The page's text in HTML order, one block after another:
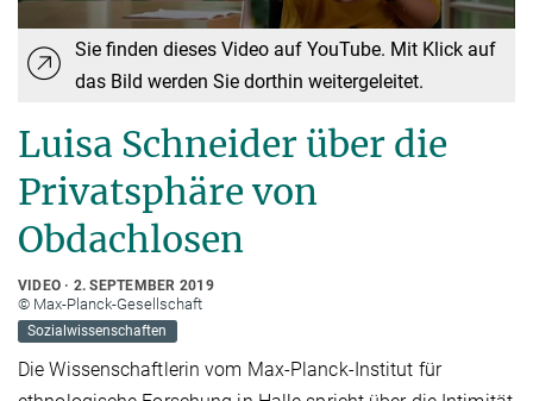
Sie finden dieses Video auf YouTube. Mit Klick auf
das Bild werden Sie dorthin weitergeleitet.
Luisa Schneider über die
Privatsphäre von
Obdachlosen
VIDEO 2. SEPTEMBER 2019
© Max-Planck-Gesellschaft
Sozialwissenschaften
Die Wissenschaftlerin vom Max-Planck-Institut für